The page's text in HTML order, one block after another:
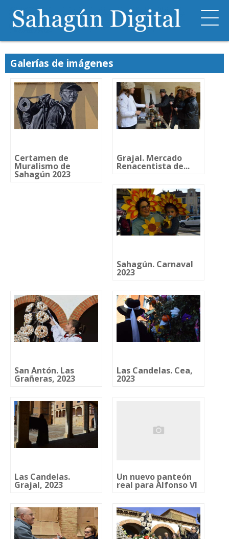
Galerías de imágenes
Certamen de
Muralismo de
Sahagún 2023
Grajal. Mercado
Renacentista de...
Sahagún. Carnaval
2023
San Antón. Las
Grañeras, 2023
Las Candelas. Cea,
2023
Las Candelas.
Grajal, 2023
Un nuevo panteón
real para Alfonso VI